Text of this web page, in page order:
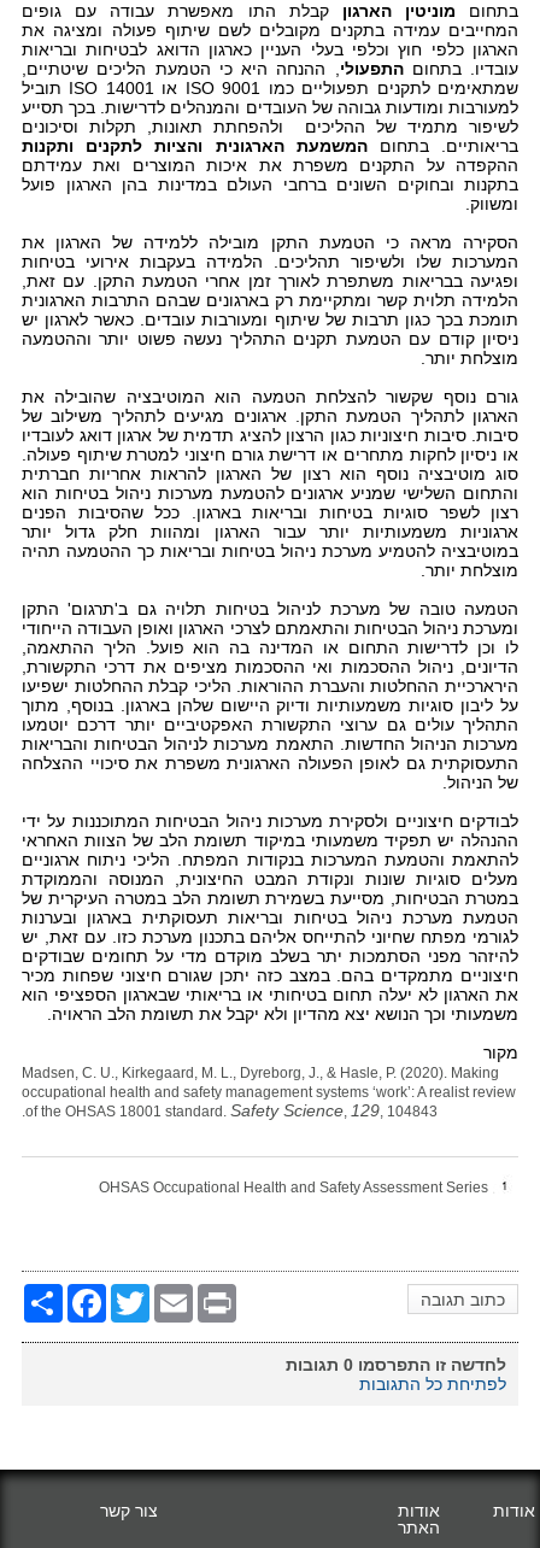
בתחום מוניטין הארגון קבלת התו מאפשרת עבודה עם גופים
המחייבים עמידה בתקנים מקובלים לשם שיתוף פעולה ומציגה את
הארגון כלפי חוץ וכלפי בעלי העניין כארגון הדואג לבטיחות ובריאות
עובדיו. בתחוםהתפעולי , ההנחה היא כי הטמעת הליכים שיטתיים,
שמתאימים לתקנים תפעוליים כמו 9001
ISO
או ISO 14001 תוביל
למעורבות ומודעות גבוהה של העובדים והמנהלים לדרישות. בכך תסייע
לשיפור מתמיד של ההליכים ולהפחתת תאונות, תקלות וסיכונים
בריאותיים. בתחוםהמשמעת הארגונית
והציות לתקנים ותקנות
ההקפדה על התקנים משפרת את איכות המוצרים ואת עמידתם
בתקנות ובחוקים השונים ברחבי העולם במדינות בהן הארגון פועל
ומשווק.
הסקירה מראה כי הטמעת התקן מובילה ללמידה של הארגון את
המערכות שלו ולשיפור תהליכים. הלמידה בעקבות אירועי בטיחות
ופגיעה בבריאות משתפרת לאורך זמן אחרי הטמעת התקן. עם זאת,
הלמידה תלוית קשר ומתקיימת רק בארגונים שבהם התרבות הארגונית
תומכת בכך כגון תרבות של שיתוף ומעורבות עובדים. כאשר לארגון יש
ניסיון קודם עם הטמעת תקנים התהליך נעשה פשוט יותר וההטמעה
מוצלחת יותר.
גורם נוסף שקשור להצלחת הטמעה הוא המוטיבציה שהובילה את
הארגון לתהליך הטמעת התקן. ארגונים מגיעים לתהליך משילוב של
סיבות. סיבות חיצוניות כגון הרצון להציג תדמית של ארגון דואג לעובדיו
או ניסיון לחקות מתחרים או דרישת גורם חיצוני למטרת שיתוף פעולה.
סוג מוטיבציה נוסף הוא רצון של הארגון להראות אחריות חברתית
והתחום השלישי שמניע ארגונים להטמעת מערכות ניהול בטיחות הוא
רצון לשפר סוגיות בטיחות ובריאות בארגון. ככל שהסיבות הפנים
ארגוניות משמעותיות יותר עבור הארגון ומהוות חלק גדול יותר
במוטיבציה להטמיע מערכת ניהול בטיחות ובריאות כך ההטמעה תהיה
מוצלחת יותר.
הטמעה טובה של מערכת לניהול בטיחות תלויה גם ב'תרגום' התקן
ומערכת ניהול הבטיחות והתאמתם לצרכי הארגון ואופן העבודה הייחודי
לו וכן לדרישות התחום או המדינה בה הוא פועל. הליך ההתאמה,
הדיונים, ניהול ההסכמות ואי ההסכמות מציפים את דרכי התקשורת,
הירארכיית ההחלטות והעברת ההוראות. הליכי קבלת ההחלטות ישפיעו
על ליבון סוגיות משמעותיות ודיוק היישום שלהן בארגון. בנוסף, מתוך
התהליך עולים גם ערוצי התקשורת האפקטיביים יותר דרכם יוטמעו
מערכות הניהול החדשות. התאמת מערכות לניהול הבטיחות והבריאות
התעסוקתית גם לאופן הפעולה הארגונית משפרת את סיכויי ההצלחה
של הניהול.
לבודקים חיצוניים ולסקירת מערכות ניהול הבטיחות המתוכננות על ידי
ההנהלה יש תפקיד משמעותי במיקוד תשומת הלב של הצוות האחראי
להתאמת והטמעת המערכות בנקודות המפתח. הליכי ניתוח ארגוניים
מעלים סוגיות שונות ונקודת המבט החיצונית, המנוסה והממוקדת
במטרת הבטיחות, מסייעת בשמירת תשומת הלב במטרה העיקרית של
הטמעת מערכת ניהול בטיחות ובריאות תעסוקתית בארגון ובערנות
לגורמי מפתח שחיוני להתייחס אליהם בתכנון מערכת כזו. עם זאת, יש
להיזהר מפני הסתמכות יתר בשלב מוקדם מדי על תחומים שבודקים
חיצוניים מתמקדים בהם. במצב כזה יתכן שגורם חיצוני שפחות מכיר
את הארגון לא יעלה תחום בטיחותי או בריאותי שבארגון הספציפי הוא
משמעותי וכך הנושא יצא מהדיון ולא יקבל את תשומת הלב הראויה.
מקור
Madsen, C. U., Kirkegaard, M. L., Dyreborg, J., & Hasle, P. (2020). Making
occupational health and safety management systems ‘work’: A realist review
of the OHSAS 18001 standard. Safety Science, 129, 104843.
OHSAS Occupational Health and Safety Assessment Series
כתוב תגובה ShareFacebookTwitter Email Print
לחדשה זו התפרסמו 0 תגובות
לפתיחת כל התגובות
אודות
אודות
האתר
צור קשר